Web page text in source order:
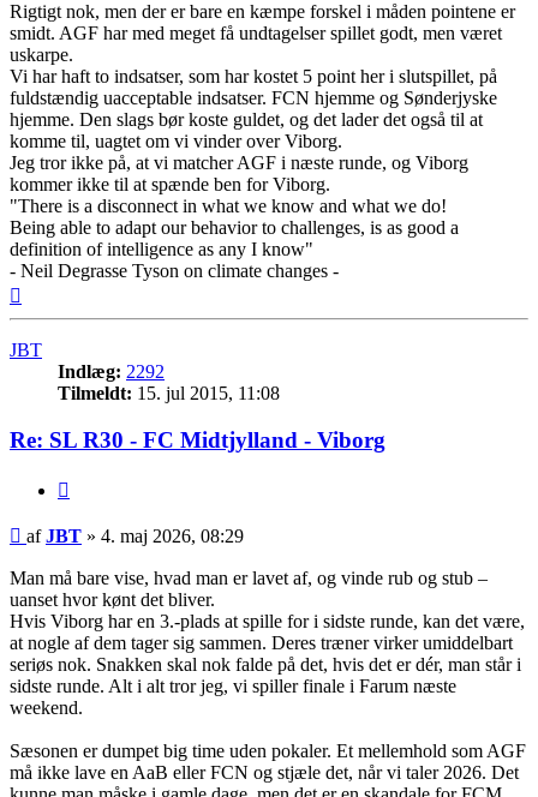
Rigtigt nok, men der er bare en kæmpe forskel i måden pointene er
smidt. AGF har med meget få undtagelser spillet godt, men været
uskarpe.
Vi har haft to indsatser, som har kostet 5 point her i slutspillet, på
fuldstændig uacceptable indsatser. FCN hjemme og Sønderjyske
hjemme. Den slags bør koste guldet, og det lader det også til at
komme til, uagtet om vi vinder over Viborg.
Jeg tror ikke på, at vi matcher AGF i næste runde, og Viborg
kommer ikke til at spænde ben for Viborg.
"There is a disconnect in what we know and what we do!
Being able to adapt our behavior to challenges, is as good a
definition of intelligence as any I know"
- Neil Degrasse Tyson on climate changes -
JBT
Indlæg: 2292
Tilmeldt: 15. jul 2015, 11:08
Re: SL R30 - FC Midtjylland - Viborg
Indlæg
afJBT » 4. maj 2026, 08:29
Man må bare vise, hvad man er lavet af, og vinde rub og stub –
uanset hvor kønt det bliver.
Hvis Viborg har en 3.-plads at spille for i sidste runde, kan det være,
at nogle af dem tager sig sammen. Deres træner virker umiddelbart
seriøs nok. Snakken skal nok falde på det, hvis det er dér, man står i
sidste runde. Alt i alt tror jeg, vi spiller finale i Farum næste
weekend.
Sæsonen er dumpet big time uden pokaler. Et mellemhold som AGF
må ikke lave en AaB eller FCN og stjæle det, når vi taler 2026. Det